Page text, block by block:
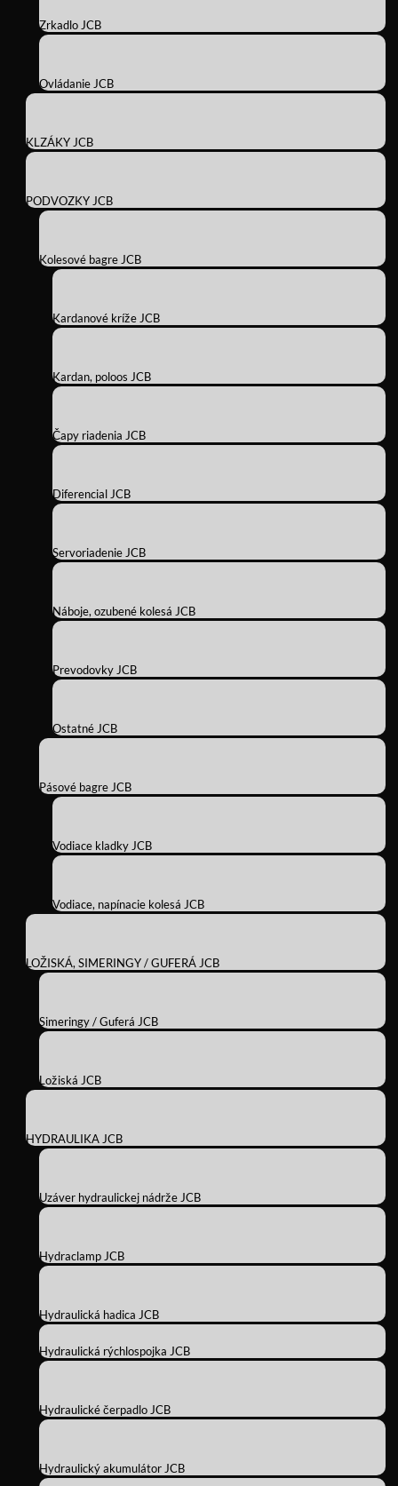
Zrkadlo JCB
Ovládanie JCB
KLZÁKY JCB
PODVOZKY JCB
Kolesové bagre JCB
Kardanové kríže JCB
Kardan, poloos JCB
Čapy riadenia JCB
Diferencial JCB
Servoriadenie JCB
Náboje, ozubené kolesá JCB
Prevodovky JCB
Ostatné JCB
Pásové bagre JCB
Vodiace kladky JCB
Vodiace, napínacie kolesá JCB
LOŽISKÁ, SIMERINGY / GUFERÁ JCB
Simeringy / Guferá JCB
Ložiská JCB
HYDRAULIKA JCB
Uzáver hydraulickej nádrže JCB
Hydraclamp JCB
Hydraulická hadica JCB
Hydraulická rýchlospojka JCB
Hydraulické čerpadlo JCB
Hydraulický akumulátor JCB